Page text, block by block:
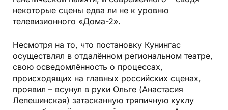
некоторые сцены едва ли не к уровню
телевизионного «Дома-2».
Несмотря на то, что постановку Кунингас
осуществлял в отдалённом региональном театре,
свою осведомлённость о процессах,
происходящих на главных российских сценах,
проявил – всунул в руки Ольге (Анастасия
Лепешинская) затасканную тряпичную куклу